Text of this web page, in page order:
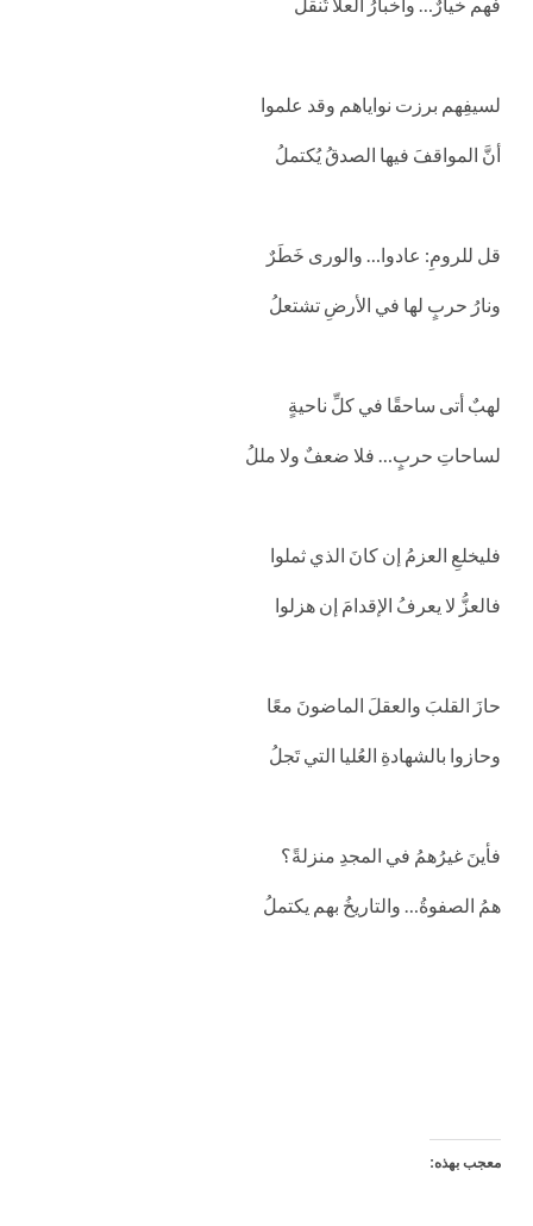
لسيفِهم برزت نواياهم وقد علموا
أنَّ المواقفَ فيها الصدقُ يُكتملُ
قل للرومِ: عادوا… والورى خَطَرٌ
ونارُ حربٍ لها في الأرضِ تشتعلُ
لهبٌ أتى ساحقًا في كلِّ ناحيةٍ
لساحاتِ حربٍ… فلا ضعفٌ ولا مللُ
فليخلعِ العزمُ إن كانَ الذي ثملوا
فالعزُّ لا يعرفُ الإقدامَ إن هزلوا
حازَ القلبَ والعقلَ الماضونَ معًا
وحازوا بالشهادةِ العُليا التي تَجلُ
فأينَ غيرُهمُ في المجدِ منزلةً؟
همُ الصفوةُ… والتاريخُ بهم يكتملُ
معجب بهذه: